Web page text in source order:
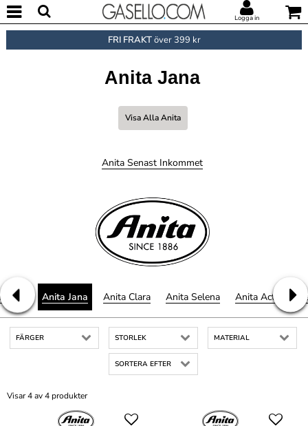
Logga in
FRI FRAKTöver 399 kr
Anita Jana
Visa Alla Anita
Anita Senast Inkommet
Anita Jana Anita Clara Anita Selena Anita Active
FÄRGER STORLEK MATERIAL
SORTERA EFTER
Visar 4 av 4 produkter